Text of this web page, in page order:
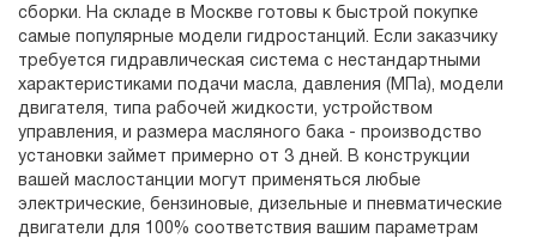
сборки. На складе в Москве готовы к быстрой покупке
самые популярные модели гидростанций. Если заказчику
требуется гидравлическая система с нестандартными
характеристиками подачи масла, давления (МПа), модели
двигателя, типа рабочей жидкости, устройством
управления, и размера масляного бака - производство
установки займет примерно от 3 дней. В конструкции
вашей маслостанции могут применяться любые
электрические, бензиновые, дизельные и пневматические
двигатели для 100% соответствия вашим параметрам